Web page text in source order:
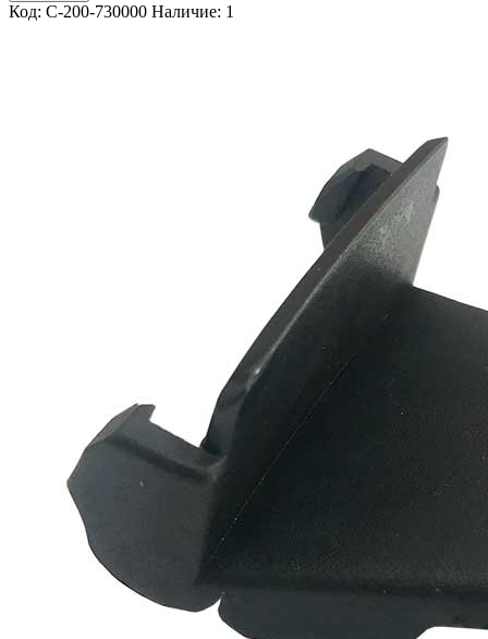
Код: C-200-730000 Наличие: 1